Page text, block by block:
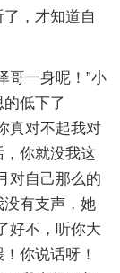
，才知道自
哥一身呢！”小
低下了
真对不起我对
你就没我这
对自己那么的
有支声，她
好不，听你大
你说话呀！